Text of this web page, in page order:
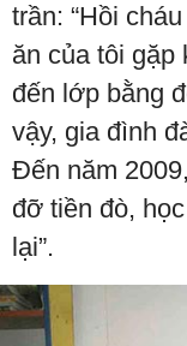
trần: “Hồi
ăn của tôi gặp
đến lớp bằng
vậy, gia đình
Đến năm
đỡ tiền đò,
lại”.